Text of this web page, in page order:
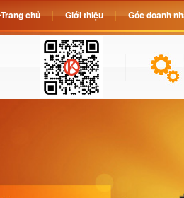
Trang chủ Giới thiệu Góc doanh